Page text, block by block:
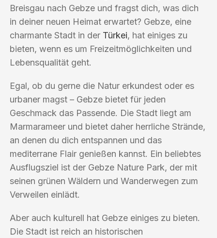
Breisgau nach Gebze und fragst dich, was dich
in deiner neuen Heimat erwartet? Gebze, eine
charmante Stadt in der Türkei, hat einiges zu
bieten, wenn es um Freizeitmöglichkeiten und
Lebensqualität geht.
Egal, ob du gerne die Natur erkundest oder es
urbaner magst – Gebze bietet für jeden
Geschmack das Passende. Die Stadt liegt am
Marmarameer und bietet daher herrliche Strände,
an denen du dich entspannen und das
mediterrane Flair genießen kannst. Ein beliebtes
Ausflugsziel ist der Gebze Nature Park, der mit
seinen grünen Wäldern und Wanderwegen zum
Verweilen einlädt.
Aber auch kulturell hat Gebze einiges zu bieten.
Die Stadt ist reich an historischen